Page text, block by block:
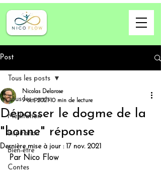
Post
Tous les posts
Méditation
Inspiration
Bien-être
Contes
Tous les posts
Dépasser le dogme de la
"bonne" réponse
Nicolas Delarose
9 oct. 202110 min de lecture
Dernière mise à jour : 17 nov. 2021
Par Nico Flow